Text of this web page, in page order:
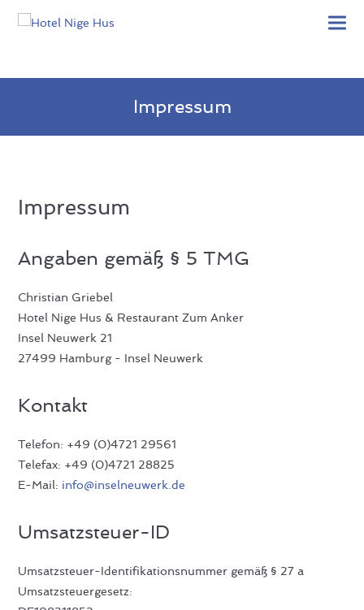
Impressum
Impressum
Angaben gemäß § 5 TMG
Christian Griebel
Hotel Nige Hus & Restaurant Zum Anker
Insel Neuwerk 21
27499 Hamburg - Insel Neuwerk
Kontakt
Telefon: +49 (0)4721 29561
Telefax: +49 (0)4721 28825
E-Mail:
ed.kr
ewuen
lesni
@ofni
Umsatzsteuer-ID
Umsatzsteuer-Identifikationsnummer gemäß § 27 a
Umsatzsteuergesetz: